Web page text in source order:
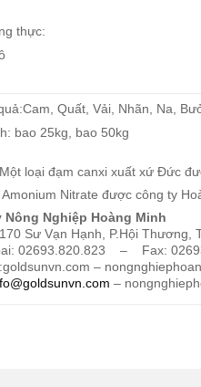
thực:
Quất, Vải, Nhãn, Na,
bao 25kg, bao 50kg
loại đạm canxi xuất xứ Đức
Amonium Nitrate được công ty
Nông Nghiệp Hoàng Minh
Sư Vạn Hạnh, P.Hội Thương,
02693.820.823 – Fax:
–
–